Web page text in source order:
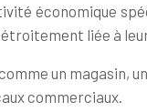
économique
liée à
un magasin,
commerciaux.